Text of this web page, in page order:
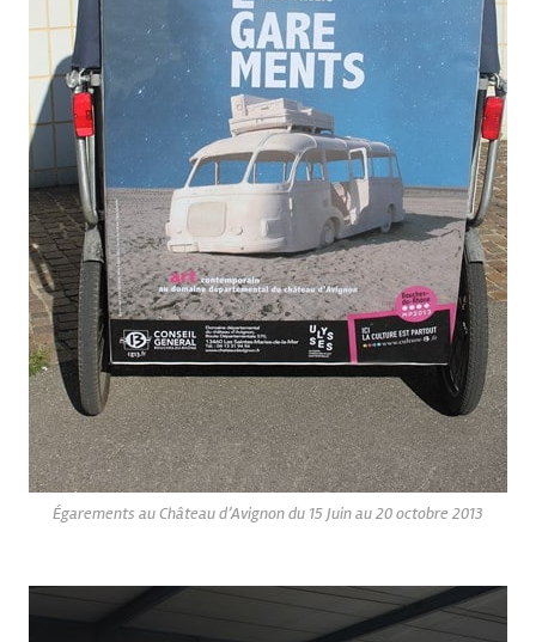
Égarements au Château d’Avignon du 15 Juin au 20 octobre 2013